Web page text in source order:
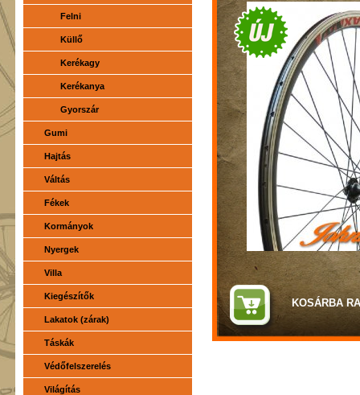
Felni
Küllő
Kerékagy
Kerékanya
Gyorszár
Gumi
Hajtás
Váltás
Fékek
Kormányok
Nyergek
Villa
Kiegészítők
Lakatok (zárak)
Táskák
Védőfelszerelés
Világítás